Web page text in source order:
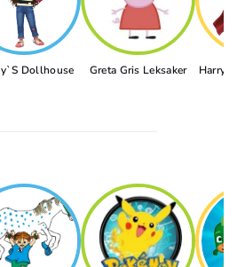
Dollhouse Greta Gris Leksaker Harry